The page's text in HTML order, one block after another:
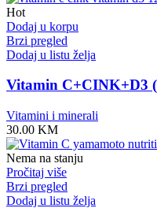
Hot
Dodaj u korpu
Brzi pregled
Dodaj u listu želja
Vitamin C+CINK+D3
Vitamini i minerali
30.00 KM
Nema na stanju
Pročitaj više
Brzi pregled
Dodaj u listu želja